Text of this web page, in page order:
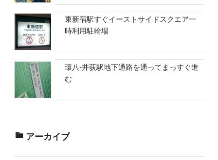
東新宿駅すぐイーストサイドスクエア一
時利用駐輪場
環八-井荻駅地下通路を通ってまっすぐ進
む
アーカイブ